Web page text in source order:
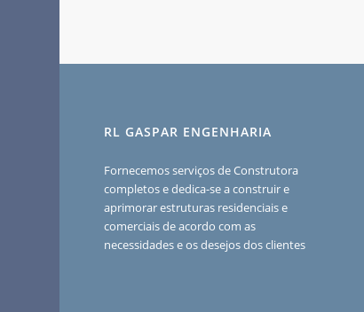
RL GASPAR ENGENHARIA
Fornecemos serviços de Construtora
completos e dedica-se a construir e
aprimorar estruturas residenciais e
comerciais de acordo com as
necessidades e os desejos dos clientes